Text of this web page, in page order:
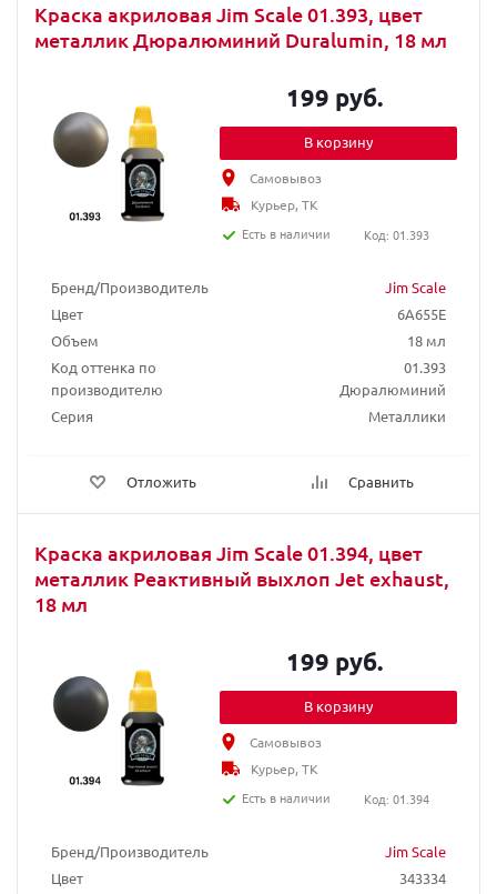
Краска акриловая Jim Scale 01.393, цвет
металлик Дюралюминий Duralumin, 18 мл
Бренд/Производитель
Jim Scale
Цвет
6A655E
Объем
18 мл
Код оттенка по
производителю
01.393
Дюралюминий
Серия
Металлики
Отложить Сравнить
199 руб.
В корзину
Самовывоз
Курьер, ТК
Есть в наличии
Код: 01.393
Краска акриловая Jim Scale 01.394, цвет
металлик Реактивный выхлоп Jet exhaust,
18 мл
Бренд/Производитель
Jim Scale
Цвет
343334
199 руб.
В корзину
Самовывоз
Курьер, ТК
Есть в наличии
Код: 01.394